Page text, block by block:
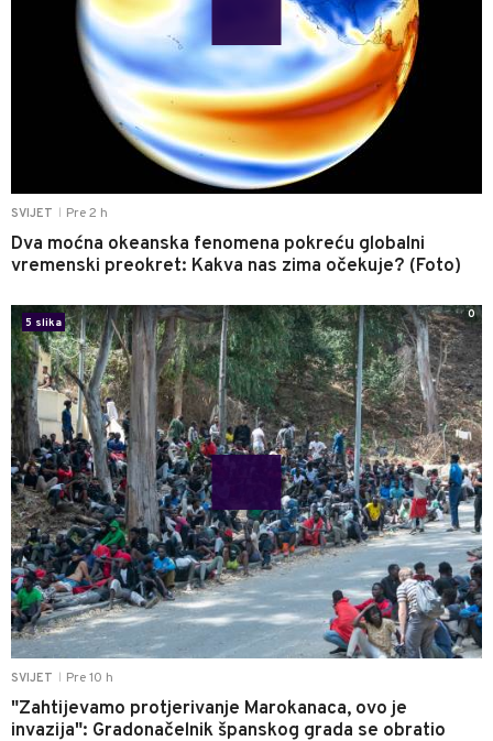
SVIJET Pre 2 h
Dva moćna okeanska fenomena pokreću globalni
vremenski preokret: Kakva nas zima očekuje? (Foto)
SVIJET Pre 10 h
"Zahtijevamo protjerivanje Marokanaca, ovo je
invazija": Gradonačelnik španskog grada se obratio
5 slika
0